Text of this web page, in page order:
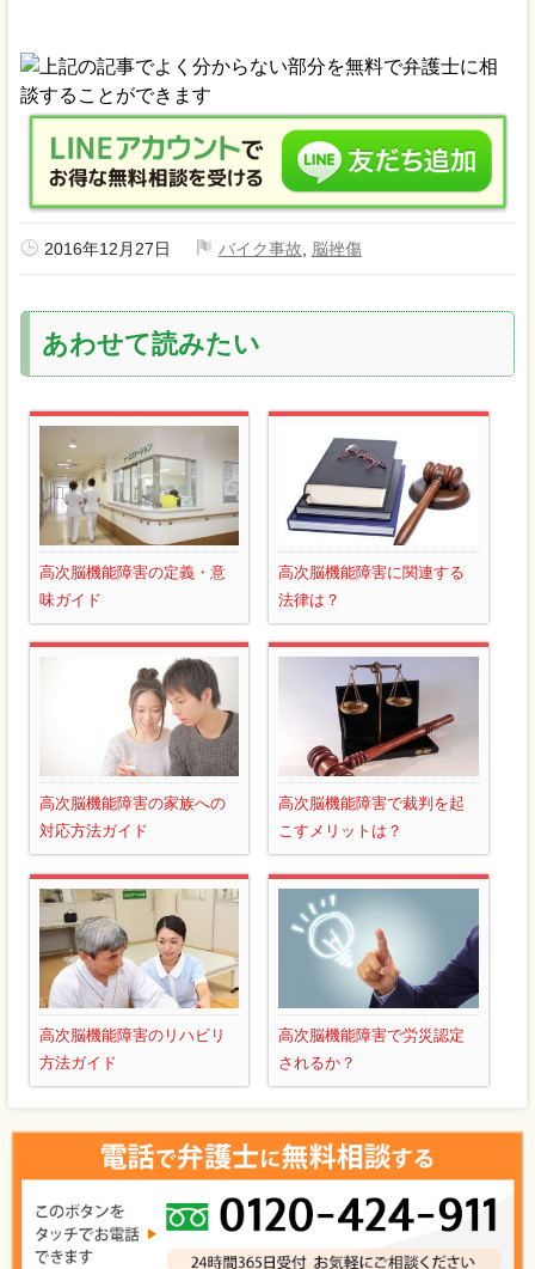
2016年12月27日 バイク事故, 脳挫傷
あわせて読みたい
高次脳機能障害の定義・意
味ガイド
高次脳機能障害に関連する
法律は？
高次脳機能障害の家族への
対応方法ガイド
高次脳機能障害で裁判を起
こすメリットは？
高次脳機能障害のリハビリ
方法ガイド
高次脳機能障害で労災認定
されるか？